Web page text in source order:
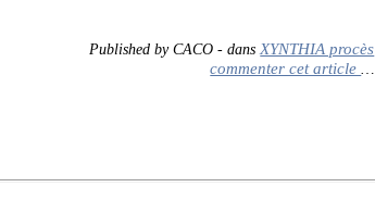
Published by CACO - dansXYNTHIA procès
commenter cet article …